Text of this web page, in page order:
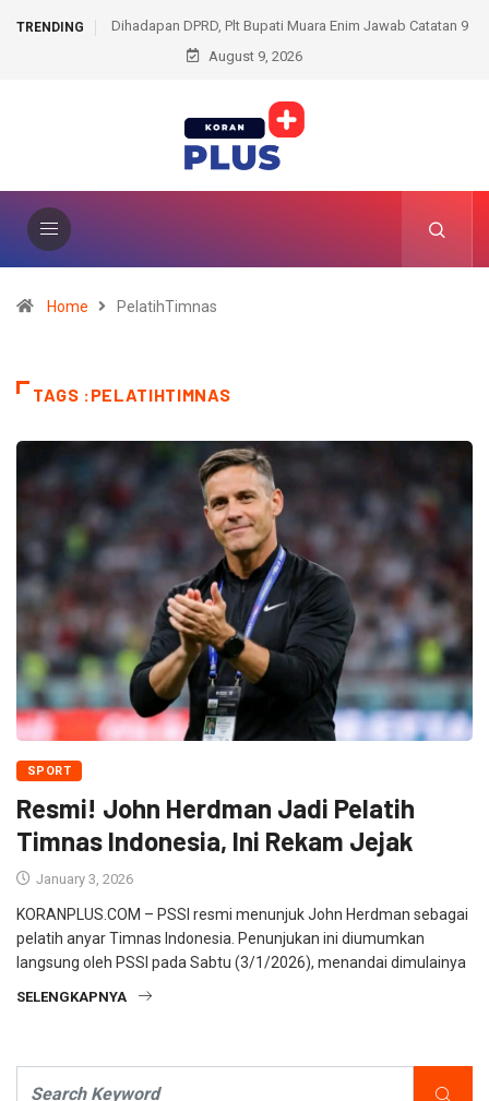
TRENDING
Muara Enim Jawab Catatan 9 Pemkot-DPRD Prabumulih Bersiap Bahas
August 9, 2026
Home PelatihTimnas
TAGS :PELATIHTIMNAS
SPORT
Resmi! John Herdman Jadi Pelatih
Timnas Indonesia, Ini Rekam Jejak
January 3, 2026
KORANPLUS.COM – PSSI resmi menunjuk John Herdman sebagai
pelatih anyar Timnas Indonesia. Penunjukan ini diumumkan
langsung oleh PSSI pada Sabtu (3/1/2026), menandai dimulainya
SELENGKAPNYA